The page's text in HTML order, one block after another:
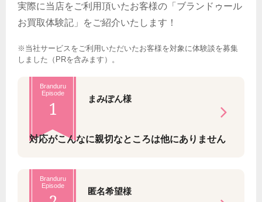
実際に当店をご利用頂いたお客様の「ブランドゥール
お買取体験記」をご紹介いたします！
※当社サービスをご利用いただいたお客様を対象に体験談を募集
しました（PRを含みます）。
Branduru
Episode
1 まみぽん様
対応がこんなに親切なところは他にありません
Branduru
Episode
匿名希望様